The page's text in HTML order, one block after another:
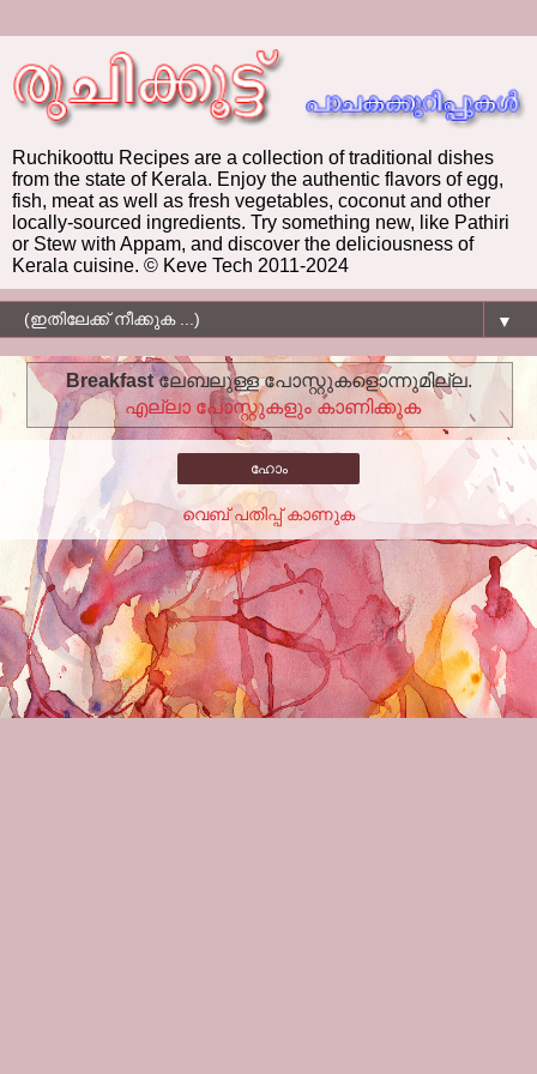
Ruchikoottu Recipes are a collection of traditional dishes
from the state of Kerala. Enjoy the authentic flavors of egg,
fish, meat as well as fresh vegetables, coconut and other
locally-sourced ingredients. Try something new, like Pathiri
or Stew with Appam, and discover the deliciousness of
Kerala cuisine. © Keve Tech 2011-2024
▼
Breakfastലേബലുള്ള പോസ്റ്റുകളൊന്നുമില്ല.
എല്ലാ പോസ്റ്റുകളും കാണിക്കുക
ഹോം
വെബ് പതിപ്പ് കാണുക